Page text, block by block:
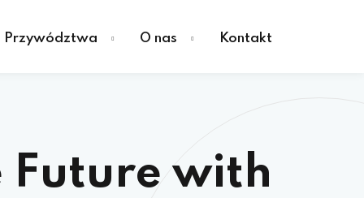
Przywództwa O nas Kontakt
Future with